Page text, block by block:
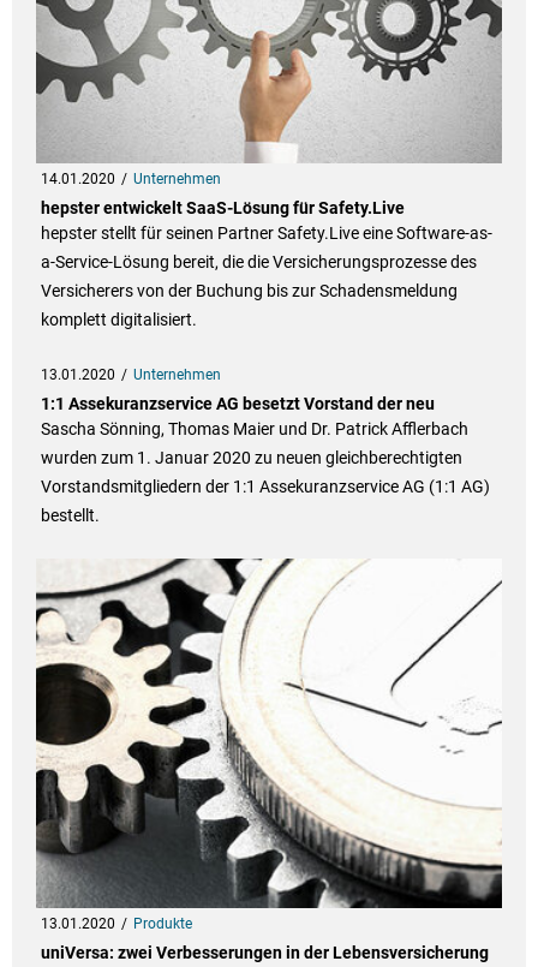
14.01.2020 Unternehmen
hepster entwickelt SaaS-Lösung für Safety.Live
hepster stellt für seinen Partner Safety.Live eine Software-as-
a-Service-Lösung bereit, die die Versicherungsprozesse des
Versicherers von der Buchung bis zur Schadensmeldung
komplett digitalisiert.
13.01.2020 Unternehmen
1:1 Assekuranzservice AG besetzt Vorstand der neu
Sascha Sönning, Thomas Maier und Dr. Patrick Afflerbach
wurden zum 1. Januar 2020 zu neuen gleichberechtigten
Vorstandsmitgliedern der 1:1 Assekuranzservice AG (1:1 AG)
bestellt.
13.01.2020 Produkte
uniVersa: zwei Verbesserungen in der Lebensversicherung